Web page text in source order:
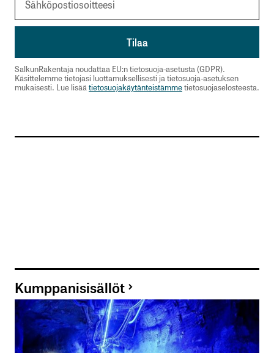
SalkunRakentaja noudattaa EU:n tietosuoja-asetusta (GDPR).
Käsittelemme tietojasi luottamuksellisesti ja tietosuoja-asetuksen
mukaisesti. Lue lisää tietosuojakäytänteistämmetietosuojaselosteesta.
Kumppanisisällöt